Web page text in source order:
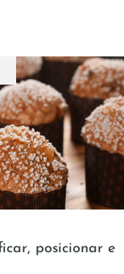
posicionar e